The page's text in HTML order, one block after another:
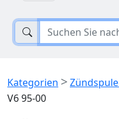
Kategorien >
V6 95-00